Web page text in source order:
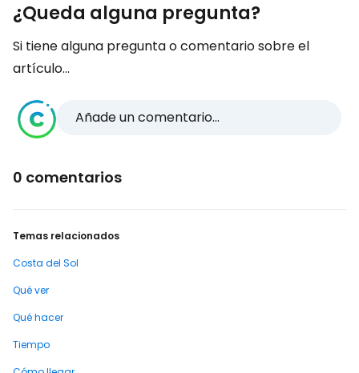
¿Queda alguna pregunta?
Si tiene alguna pregunta o comentario sobre el
artículo...
Añade un comentario...
0 comentarios
Temas relacionados
Costa del Sol
Qué ver
Qué hacer
Tiempo